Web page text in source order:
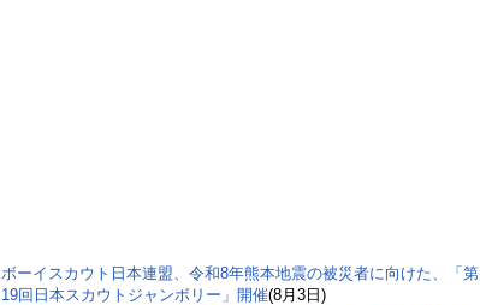
ボーイスカウト日本連盟、令和8年熊本地震の被災者に向けた、「第
19回日本スカウトジャンボリー」開催(8月3日)